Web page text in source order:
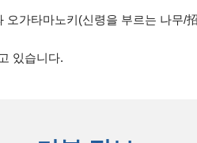
가타마노키(신령을 부르는 나무/
있습니다.